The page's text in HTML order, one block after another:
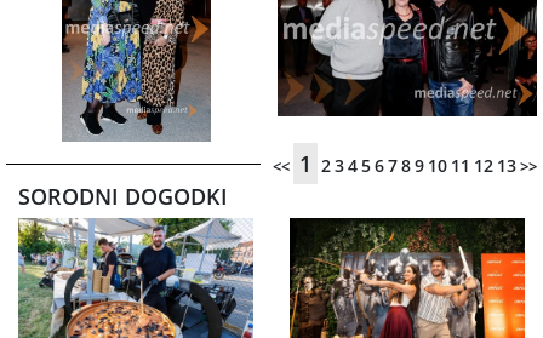
<< 1 23456789 10 11 12 13>>
SORODNI DOGODKI